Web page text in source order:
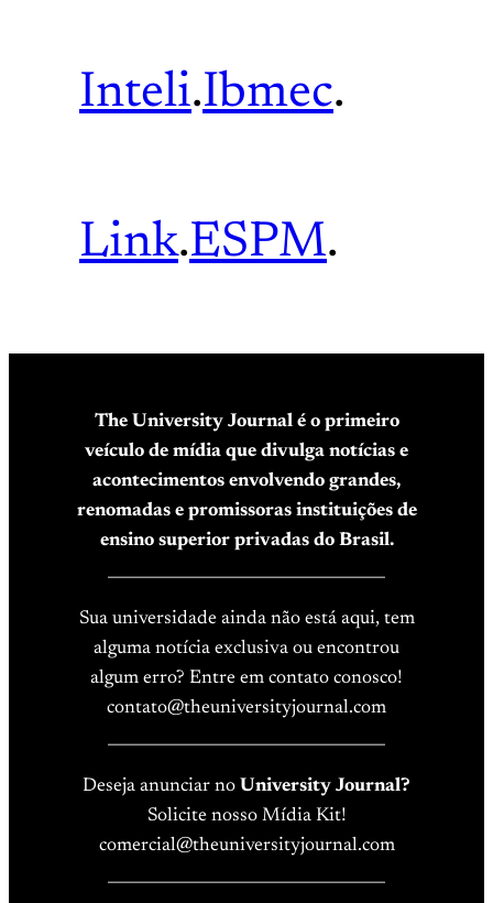
Inteli.Ibmec.
Link.ESPM.
The University Journal é o primeiro
veículo de mídia que divulga notícias e
acontecimentos envolvendo grandes,
renomadas e promissoras instituições de
ensino superior privadas do Brasil.
Sua universidade ainda não está aqui, tem
alguma notícia exclusiva ou encontrou
algum erro? Entre em contato conosco!
contato@theuniversityjournal.com
Deseja anunciar no University Journal?
Solicite nosso Mídia Kit!
comercial@theuniversityjournal.com